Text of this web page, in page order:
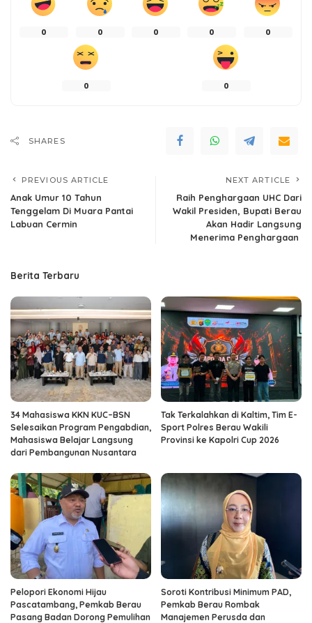
0 0 0 0 0
0 0
SHARES
PREVIOUS ARTICLE
Anak Umur 10 Tahun
Tenggelam Di Muara Pantai
Labuan Cermin
NEXT ARTICLE
Raih Penghargaan UHC Dari
Wakil Presiden, Bupati Berau
Akan Hadir Langsung
Menerima Penghargaan
Berita Terbaru
34 Mahasiswa KKN KUC–BSN
Selesaikan Program Pengabdian,
Mahasiswa Belajar Langsung
dari Pembangunan Nusantara
Tak Terkalahkan di Kaltim, Tim E-
Sport Polres Berau Wakili
Provinsi ke Kapolri Cup 2026
Pelopori Ekonomi Hijau
Pascatambang, Pemkab Berau
Pasang Badan Dorong Pemulihan
Soroti Kontribusi Minimum PAD,
Pemkab Berau Rombak
Manajemen Perusda dan